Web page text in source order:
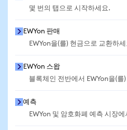
몇 번의 탭으로 시작하세요.
EWYon 판매
EWYon을(를) 현금으로 교환하
EWYon 스왑
블록체인 전반에서 EWYon을(를
예측
EWYon 및 암호화폐 예측 시장